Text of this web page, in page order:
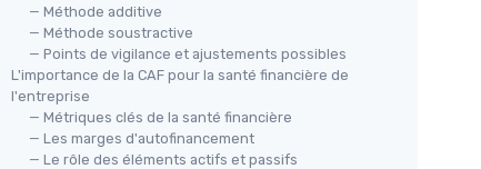
— Méthode additive
— Méthode soustractive
— Points de vigilance et ajustements possibles
L'importance de la CAF pour la santé financière de
l'entreprise
— Métriques clés de la santé financière
— Les marges d'autofinancement
— Le rôle des éléments actifs et passifs